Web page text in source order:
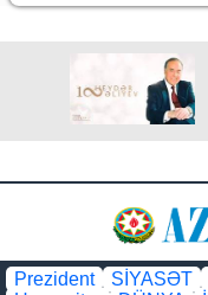
Prezident SİYASƏT